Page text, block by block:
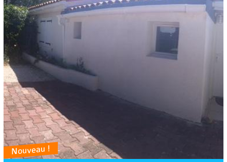
Nouveau !